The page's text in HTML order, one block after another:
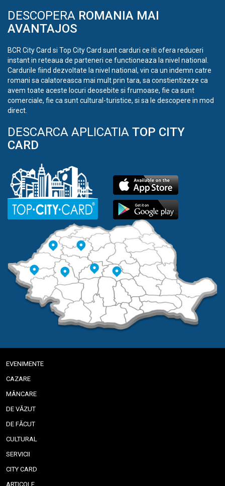
DESCOPERA ROMANIA MAI
AVANTAJOS
BCR City Card si Top City Card sunt carduri ce iti ofera reduceri
instant in reteaua de parteneri ce functioneaza la nivel national.
Cardurile fiind dezvoltate la nivel national, vin ca un indemn catre
romani sa calatoreasca mai mult prin tara, sa constientizeze ca
avem toate aceste locuri deosebite si frumoase, fie ca sunt
comerciale, fie ca sunt cultural-turistice, si sa le descopere in mod
direct.
DESCARCA APLICATIA TOP CITY
CARD
EVENIMENTE
CAZARE
MÂNCARE
DE VĂZUT
DE FĂCUT
CULTURAL
SERVICII
CITY CARD
ARTICOLE